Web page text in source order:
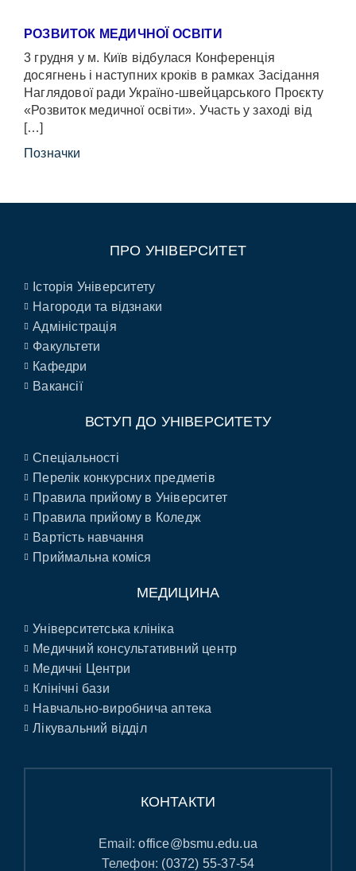
РОЗВИТОК МЕДИЧНОЇ ОСВІТИ
3 грудня у м. Київ відбулася Конференція
досягнень і наступних кроків в рамках Засідання
Наглядової ради Україно-швейцарського Проєкту
«Розвиток медичної освіти». Участь у заході від
[…]
Позначки
ПРО УНІВЕРСИТЕТ
Історія Університету
Нагороди та відзнаки
Адміністрація
Факультети
Кафедри
Вакансії
ВСТУП ДО УНІВЕРСИТЕТУ
Спеціальності
Перелік конкурсних предметів
Правила прийому в Університет
Правила прийому в Коледж
Вартість навчання
Приймальна коміся
МЕДИЦИНА
Університетська клініка
Медичний консультативний центр
Медичні Центри
Клінічні бази
Навчально-виробнича аптека
Лікувальний відділ
КОНТАКТИ
Email:office@bsmu.edu.ua
Телефон: (0372) 55-37-54